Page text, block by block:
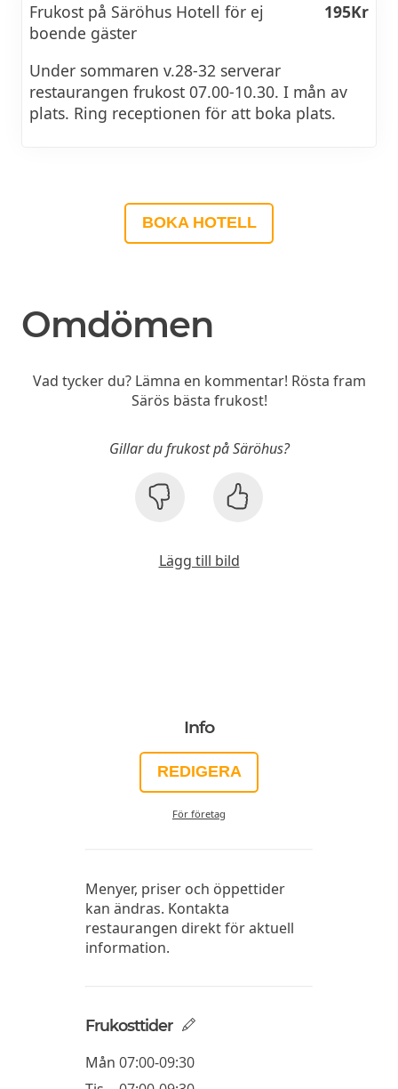
Frukost på Säröhus Hotell för ej
boende gäster
195Kr
Under sommaren v.28-32 serverar
restaurangen frukost 07.00-10.30. I mån av
plats. Ring receptionen för att boka plats.
BOKA HOTELL
Omdömen
Vad tycker du? Lämna en kommentar! Rösta fram
Särös bästa frukost!
Gillar du frukost på Säröhus?
Lägg till bild
Info
REDIGERA
För företag
Menyer, priser och öppettider
kan ändras. Kontakta
restaurangen direkt för aktuell
information.
Frukosttider
Mån 07:00-09:30